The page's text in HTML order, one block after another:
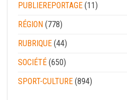
PUBLIEREPORTAGE (11)
RÉGION (778)
RUBRIQUE (44)
SOCIÉTÉ (650)
SPORT-CULTURE (894)